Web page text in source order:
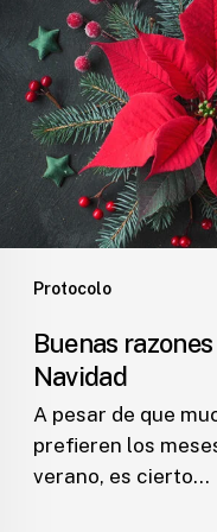
Protocolo
para
casarse
en
Navidad
Buenas
Navidad
A pesar de que
prefieren los
verano, es cierto…